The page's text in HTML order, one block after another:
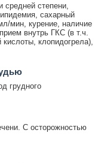
средней степени,
сахарный
мин, курение, наличие
внутрь ГКС (в т.ч.
клопидогрела),
грудного
С осторожностью